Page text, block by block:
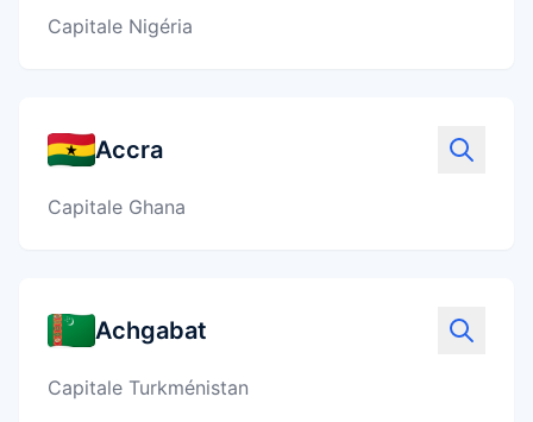
Capitale Nigéria
Accra
Capitale Ghana
Achgabat
Capitale Turkménistan